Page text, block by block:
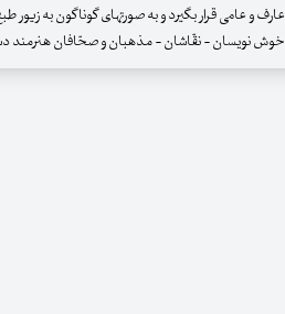
عارف و عامی قرار بگیرد و به صورتهای گوناگون به زیور
خوش نویسان - نقّاشان - مذهبان و صحّافان هنرمند